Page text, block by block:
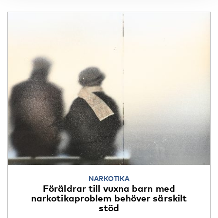
NARKOTIKA
Föräldrar till vuxna barn med
narkotikaproblem behöver särskilt
stöd